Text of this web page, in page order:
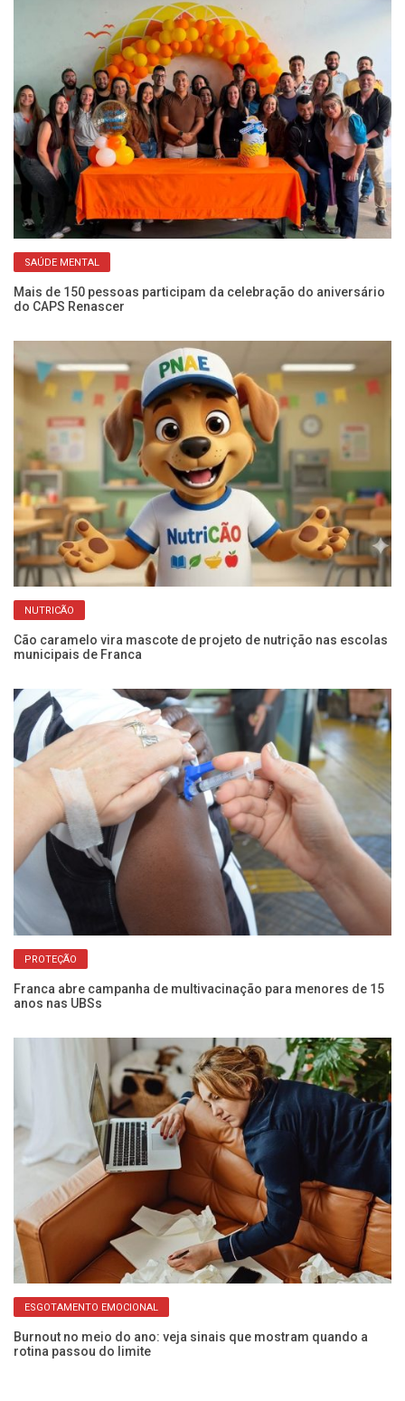
SAÚDE MENTAL
Mais de 150 pessoas participam da celebração do aniversário
do CAPS Renascer
NUTRICÃO
Cão caramelo vira mascote de projeto de nutrição nas escolas
municipais de Franca
PROTEÇÃO
Franca abre campanha de multivacinação para menores de 15
anos nas UBSs
ESGOTAMENTO EMOCIONAL
Burnout no meio do ano: veja sinais que mostram quando a
rotina passou do limite